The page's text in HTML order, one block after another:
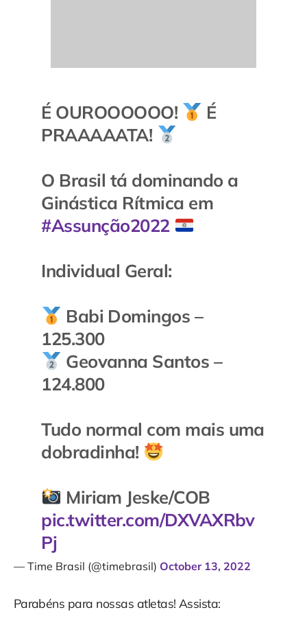
É OUROOOOOO!
É
PRAAAAATA!
O Brasil tá dominando a
Ginástica Rítmica em
#Assunção2022
Individual Geral:
Babi Domingos –
125.300
Geovanna Santos –
124.800
Tudo normal com mais uma
dobradinha!
Miriam Jeske/COB
pic.twitter.com/DXVAXRbv
Pj
— Time Brasil (@timebrasil) October 13, 2022
Parabéns para nossas atletas! Assista: